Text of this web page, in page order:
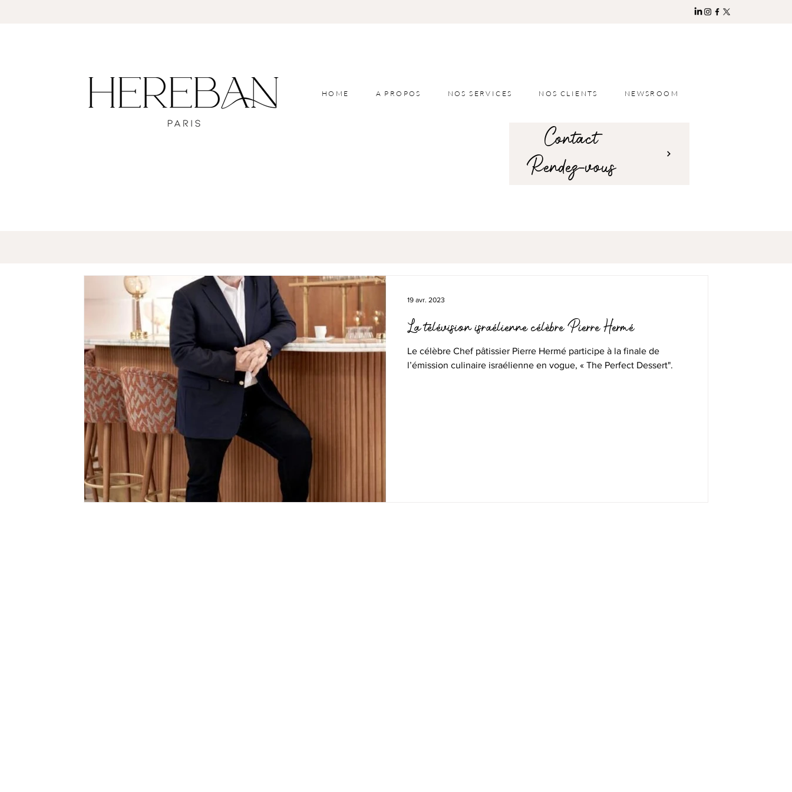
HOME A PROPOS NOS SERVICES NOS CLIENTS NEWSROOM
Rendez-vous
Contact
La télévision israélienne célèbre Pierre Hermé
Le célèbre Chef pâtissier Pierre Hermé participe à la finale de
l’émission culinaire israélienne en vogue, « The Perfect Dessert".
19 avr. 2023